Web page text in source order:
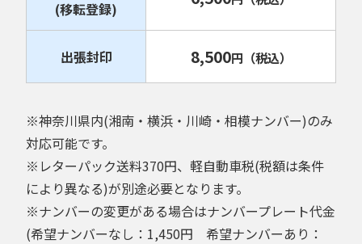
(移転登録)
出張封印 8,500円 （税込）
※神奈川県内(湘南・横浜・川崎・相模ナンバー)のみ
対応可能です。
※レターパック送料370円、軽自動車税(税額は条件
により異なる)が別途必要となります。
※ナンバーの変更がある場合はナンバープレート代金
(希望ナンバーなし：1,450円 希望ナンバーあり：